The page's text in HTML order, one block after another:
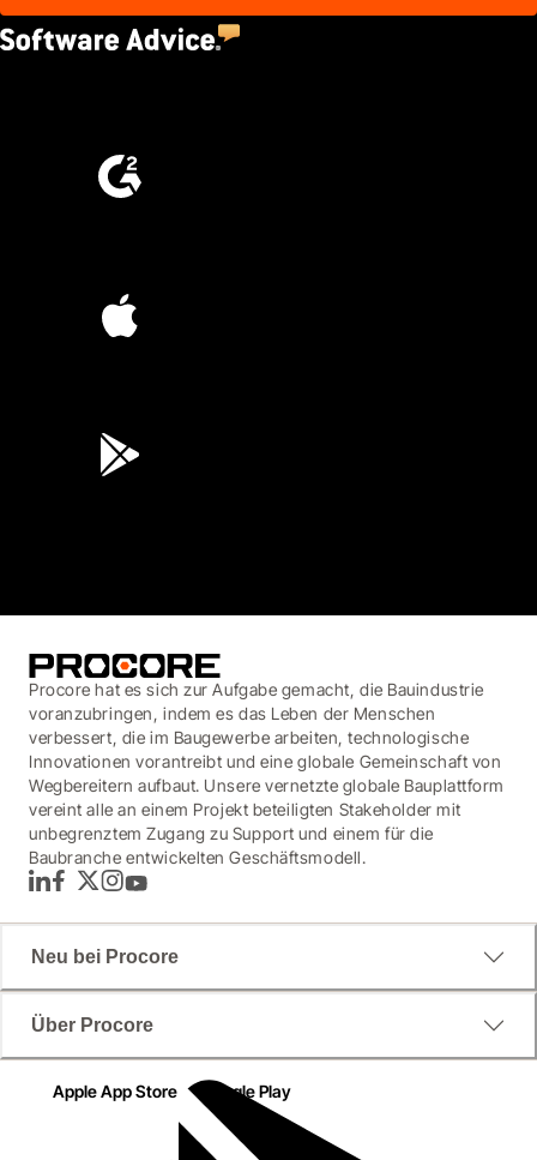
Procore hat es sich zur Aufgabe gemacht, die Bauindustrie
voranzubringen, indem es das Leben der Menschen
verbessert, die im Baugewerbe arbeiten, technologische
Innovationen vorantreibt und eine globale Gemeinschaft von
Wegbereitern aufbaut. Unsere vernetzte globale Bauplattform
vereint alle an einem Projekt beteiligten Stakeholder mit
unbegrenztem Zugang zu Support und einem für die
Baubranche entwickelten Geschäftsmodell.
LinkedInFacebook
TwitterInstagram
YouTube
Neu bei Procore
Über Procore
Apple App Store Google Play